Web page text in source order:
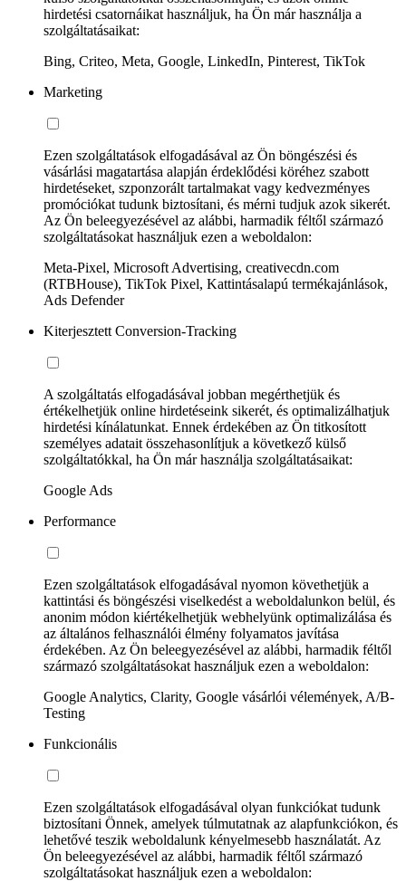
hirdetési csatornáikat használjuk, ha Ön már használja a
szolgáltatásaikat:
Bing, Criteo, Meta, Google, LinkedIn, Pinterest, TikTok
Marketing
Ezen szolgáltatások elfogadásával az Ön böngészési és
vásárlási magatartása alapján érdeklődési köréhez szabott
hirdetéseket, szponzorált tartalmakat vagy kedvezményes
promóciókat tudunk biztosítani, és mérni tudjuk azok sikerét.
Az Ön beleegyezésével az alábbi, harmadik féltől származó
szolgáltatásokat használjuk ezen a weboldalon:
Meta-Pixel, Microsoft Advertising, creativecdn.com
(RTBHouse), TikTok Pixel, Kattintásalapú termékajánlások,
Ads Defender
Kiterjesztett Conversion-Tracking
A szolgáltatás elfogadásával jobban megérthetjük és
értékelhetjük online hirdetéseink sikerét, és optimalizálhatjuk
hirdetési kínálatunkat. Ennek érdekében az Ön titkosított
személyes adatait összehasonlítjuk a következő külső
szolgáltatókkal, ha Ön már használja szolgáltatásaikat:
Google Ads
Performance
Ezen szolgáltatások elfogadásával nyomon követhetjük a
kattintási és böngészési viselkedést a weboldalunkon belül, és
anonim módon kiértékelhetjük webhelyünk optimalizálása és
az általános felhasználói élmény folyamatos javítása
érdekében. Az Ön beleegyezésével az alábbi, harmadik féltől
származó szolgáltatásokat használjuk ezen a weboldalon:
Google Analytics, Clarity, Google vásárlói vélemények, A/B-
Testing
Funkcionális
Ezen szolgáltatások elfogadásával olyan funkciókat tudunk
biztosítani Önnek, amelyek túlmutatnak az alapfunkciókon, és
lehetővé teszik weboldalunk kényelmesebb használatát. Az
Ön beleegyezésével az alábbi, harmadik féltől származó
szolgáltatásokat használjuk ezen a weboldalon: